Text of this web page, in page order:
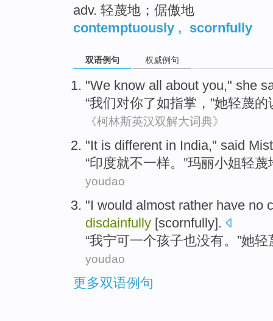
adv. 轻蔑地；倨傲地
contemptuously , scornfully
双语例句 权威例句
"We know all about you," she
“我们对你了如指掌 ，”她轻蔑的
《柯林斯英汉双解大词典》
"It is different in India," said
“印度就不一样。”玛丽小姐轻蔑
youdao
"I would almost rather have no
disdainfully [scornfully].
“我宁可一个孩子也没有。”她轻
youdao
更多双语例句